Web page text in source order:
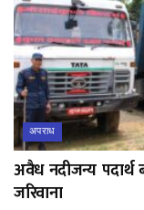
अपराध
अवैध नदीजन्य
जरिवाना